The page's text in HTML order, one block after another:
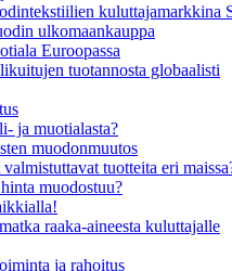
kuluttajamarkkina
ulkomaankauppa
Euroopassa
tuotannosta globaalisti
ja muotialasta?
muodonmuutos
tuotteita eri
muodostuu?
raaka-aineesta kuluttajalle
ja rahoitus